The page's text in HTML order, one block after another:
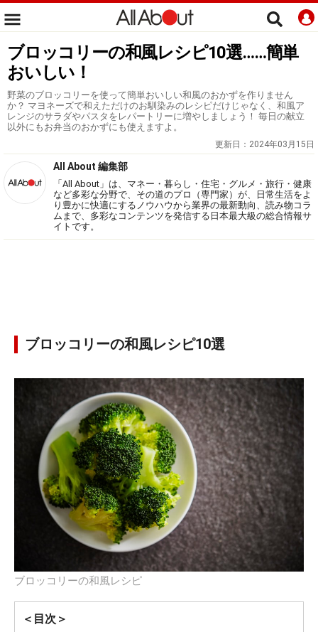
ブロッコリーの和風レシピ10選……簡単
おいしい！
野菜のブロッコリーを使って簡単おいしい和風のおかずを作りません
か？ マヨネーズで和えただけのお馴染みのレシピだけじゃなく、和風ア
レンジのサラダやパスタをレパートリーに増やしましょう！ 毎日の献立
以外にもお弁当のおかずにも使えますよ。
更新日： 2024年03月15日
All About 編集部
「All About」は、マネー・暮らし・住宅・グルメ・旅行・健康
など多彩な分野で、その道のプロ（専門家）が、日常生活をよ
り豊かに快適にするノウハウから業界の最新動向、読み物コラ
ムまで、多彩なコンテンツを発信する日本最大級の総合情報サ
イトです。
ブロッコリーの和風レシピ10選
ブロッコリーの和風レシピ
＜目次＞